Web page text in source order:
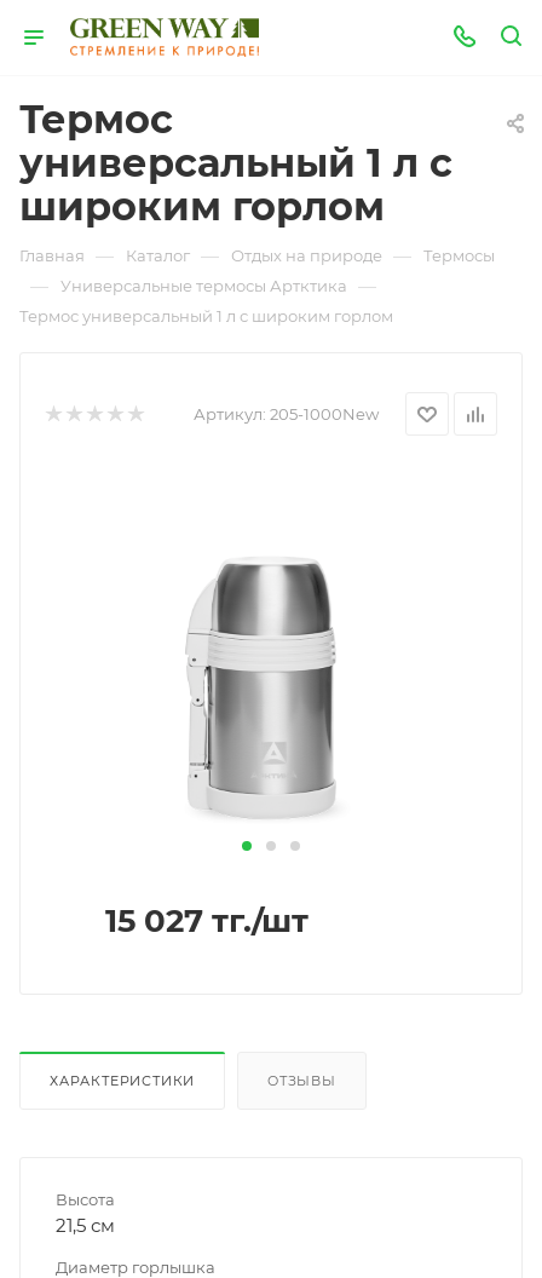
Термос
универсальный 1 л с
широким горлом
Главная — Каталог — Отдых на природе — Термосы
— Универсальные термосы Артктика —
Термос универсальный 1 л с широким горлом
Артикул: 205-1000New
15 027 тг./шт
ХАРАКТЕРИСТИКИ ОТЗЫВЫ
Высота
21,5 см
Диаметр горлышка